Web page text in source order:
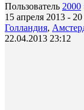
Пользователь 2000
15 апреля 2013 -
Голландия,
22.04.2013 23:12